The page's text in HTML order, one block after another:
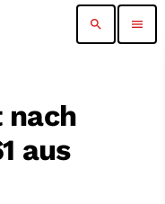
search menu
nach
aus